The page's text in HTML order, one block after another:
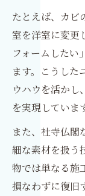
たとえば、カビ
室を洋室に変更
フォームしたい
ます。こうした
ウハウを活かし
を実現していま
また、社寺仏閣
細な素材を扱う
物では単なる施
損なわずに復旧